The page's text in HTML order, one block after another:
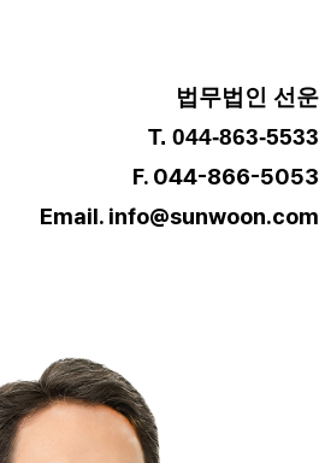
법무법인 선운
T. 044-863-5533
F. 044-866-5053
Email. info@sunwoon.com